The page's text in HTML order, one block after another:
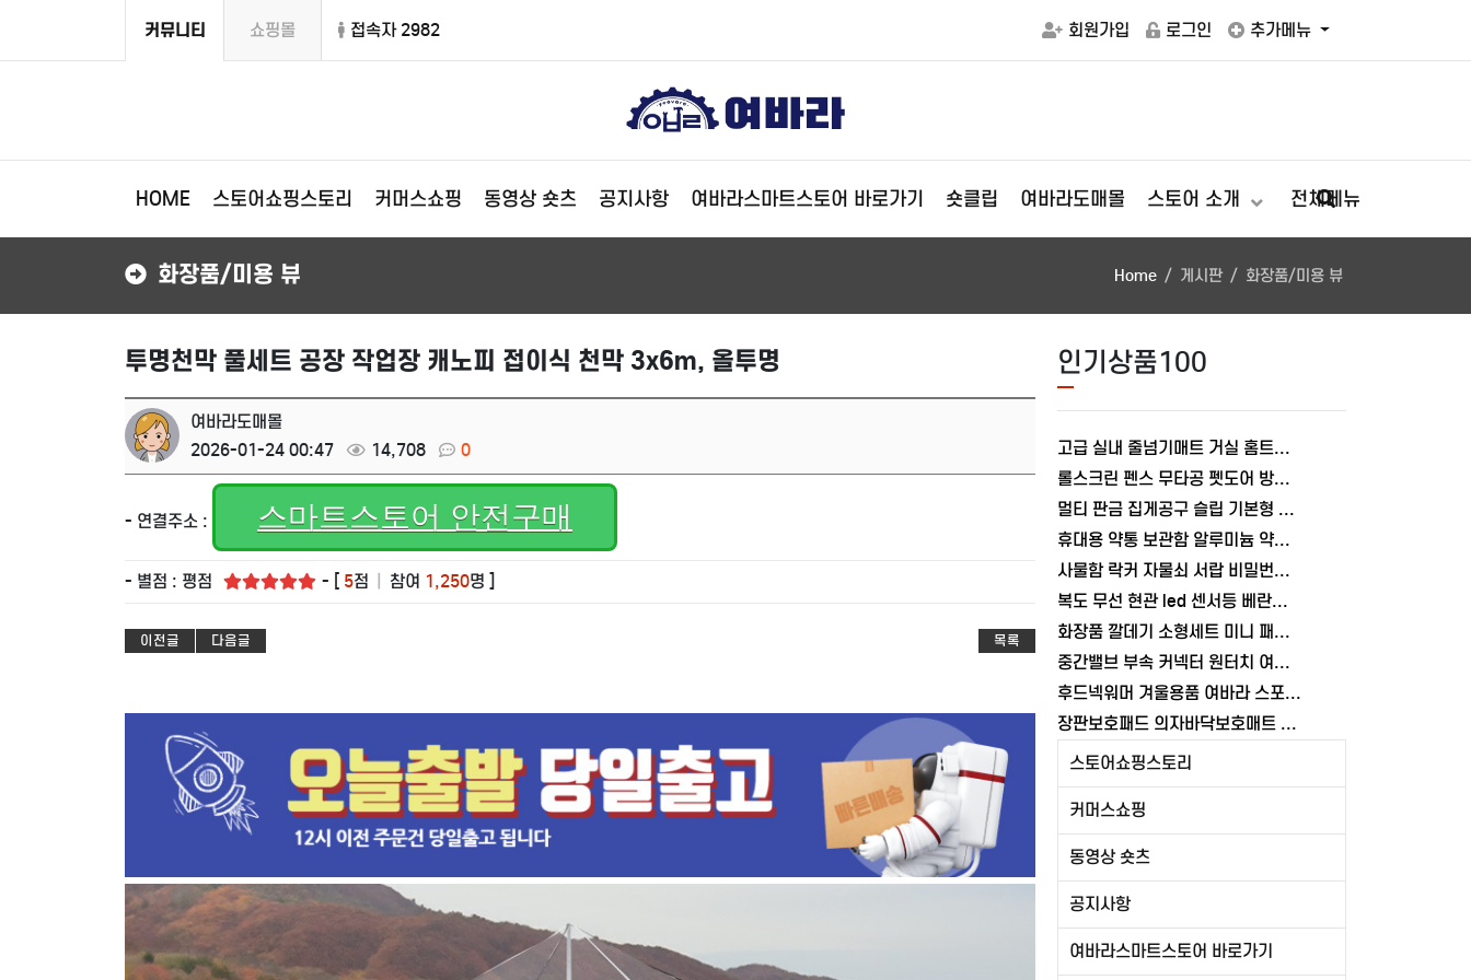
커뮤니티 쇼핑몰 접속자 2982 회원가입 로그인 추가메뉴
HOME 스토어쇼핑스토리 커머스쇼핑 동영상 숏츠 공지사항 여바라스마트스토어 바로가기 숏클립 여바라도매몰 스토어 소개 전체메뉴
화장품/미용 뷰 Home 게시판 화장품/미용 뷰
투명천막 풀세트 공장 작업장 캐노피 접이식 천막 3x6m, 올투명
여바라도매몰
2026-01-24 00:47
14,708 0
- 연결주소 : 스마트스토어 안전구매
- 별점 : 평점 - [ 5점 참여 1,250명 ]
이전글 다음글 목록
인기상품100
고급 실내 줄넘기매트 거실 홈트레이닝 스트레칭 패드 매트8mm 쿠션
롤스크린 펜스 무타공 펫도어 방문 출입문 안전문 강아지 고양이 울타리
멀티 판금 집게공구 슬립 기본형 너트 고정 조인트플라이어 기본형 볼트 여바라
휴대용 약통 보관함 알루미늄 약상자 구급함 가정용 상비약 응급키트 여바라
사물함 락커 자물쇠 서랍 비밀번호 여닫이 시건장금장치 창고 잠금장치 여바라
복도 무선 현관 led 센서등 베란다 계단 부착식 무드등 마그네틱 각도조절
화장품 깔데기 소형세트 미니 패트병 작은입구 깔대기 공병 스텐 소분용 여바라
중간밸브 부속 커넥터 원터치 여바라 어댑터 물호스 연결 호스 배관 잠금
후드넥워머 겨울용품 여바라 스포츠 넥워머 방한 캠핑 남자 바라클라바
장판보호패드 의자바닥보호매트 컴퓨터 반투명 90X140cm 여바라
스토어쇼핑스토리
커머스쇼핑
동영상 숏츠
공지사항
여바라스마트스토어 바로가기